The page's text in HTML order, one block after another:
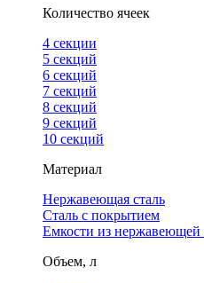
Количество ячеек
4 cекции
5 секций
6 секций
7 секций
8 секций
9 секций
10 секций
Материал
Нержавеющая сталь
Сталь с покрытием
Емкости из нержавеющей
Объем, л